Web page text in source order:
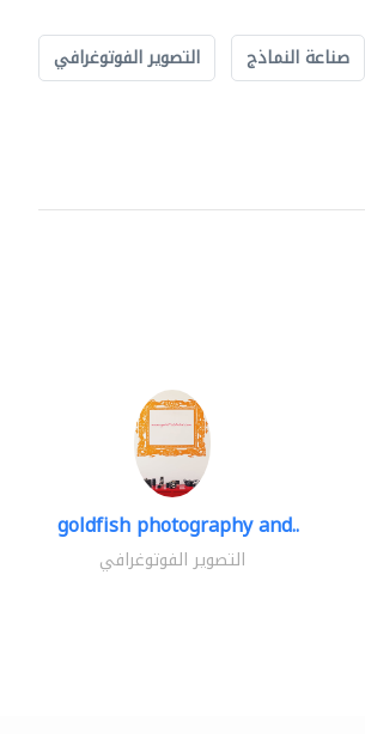
صناعة النماذج
التصوير الفوتوغرافي
goldfish photography and..
التصوير الفوتوغرافي